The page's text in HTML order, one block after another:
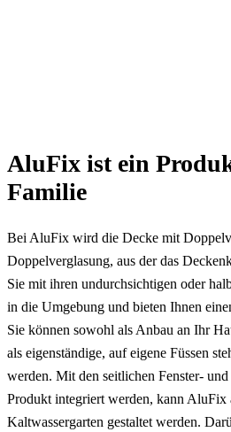
AluFix ist ein
Familie
Bei AluFix wird die Decke mit
Doppelverglasung, aus der das
Sie mit ihren undurchsichtigen oder
in die Umgebung und bieten Ihnen
Sie können sowohl als Anbau an Ihr
als eigenständige, auf eigene Füssen
werden. Mit den seitlichen Fenster-
Produkt integriert werden, kann AluFix
Kaltwassergarten gestaltet werden.